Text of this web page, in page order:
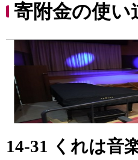
寄附金の使い
14-31 くれは音